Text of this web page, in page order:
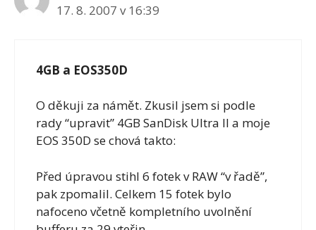
17. 8. 2007 v 16:39
4GB a EOS350D
O děkuji za námět. Zkusil jsem si podle
rady “upravit” 4GB SanDisk Ultra II a moje
EOS 350D se chová takto:
Před úpravou stihl 6 fotek v RAW “v řadě”,
pak zpomalil. Celkem 15 fotek bylo
nafoceno včetně kompletního uvolnění